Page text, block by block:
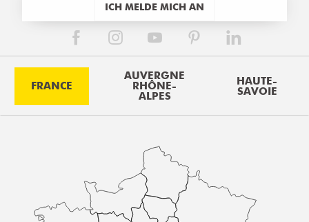
ICH MELDE MICH AN
FRANCE
AUVERGNE
RHÔNE-
ALPES
HAUTE-
SAVOIE